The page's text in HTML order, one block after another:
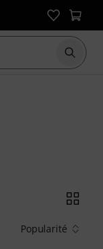
Popularité